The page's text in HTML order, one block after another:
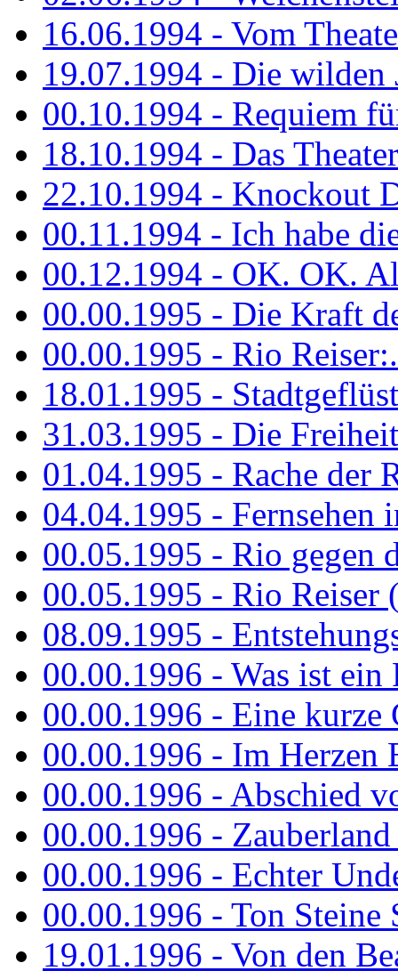
16.06.1994 - Vom
19.07.1994 - Die wilden
00.10.1994 - Requiem
18.10.1994 - Das
22.10.1994 - Knockout
00.11.1994 - Ich habe
00.12.1994 - OK. OK.
00.00.1995 - Die Kraft
00.00.1995 - Rio
18.01.1995 -
31.03.1995 - Die
01.04.1995 - Rache der
04.04.1995 - Fernsehen
00.05.1995 - Rio gegen
00.05.1995 - Rio Reiser
08.09.1995 -
00.00.1996 - Was ist ein
00.00.1996 - Eine kurze
00.00.1996 - Im Herzen
00.00.1996 - Abschied
00.00.1996 -
00.00.1996 - Echter
00.00.1996 - Ton Steine
19.01.1996 - Von den